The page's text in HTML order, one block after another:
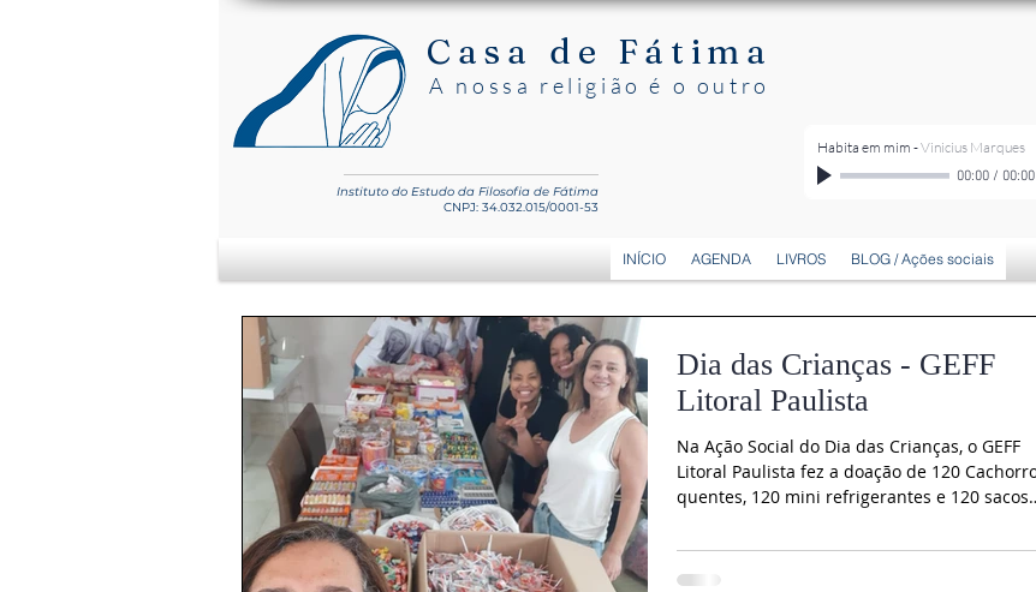
Casa de Fátima
A nossa religião é o outro
Instituto do Estudo da Filosofia de Fátima
CNPJ: 34.032.015/0001-53
Habita em mim -Vinicius Marques
00:00/ 00:00
INÍCIO AGENDA LIVROS BLOG / Ações sociais
Dia das Crianças - GEFF
Litoral Paulista
Na Ação Social do Dia das Crianças, o GEFF
Litoral Paulista fez a doação de 120 Cachorros
quentes, 120 mini refrigerantes e 120 sacos